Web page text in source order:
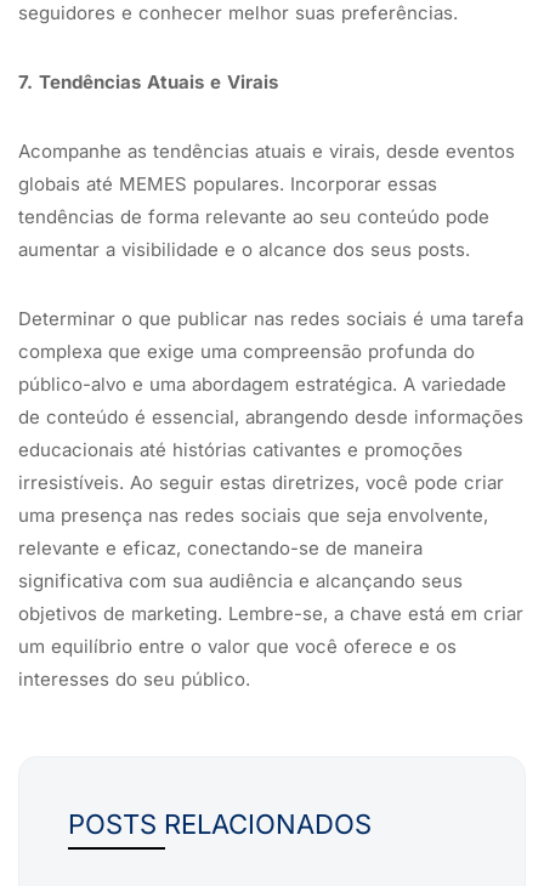
seguidores e conhecer melhor suas preferências.
7. Tendências Atuais e Virais
Acompanhe as tendências atuais e virais, desde eventos
globais até MEMES populares. Incorporar essas
tendências de forma relevante ao seu conteúdo pode
aumentar a visibilidade e o alcance dos seus posts.
Determinar o que publicar nas redes sociais é uma tarefa
complexa que exige uma compreensão profunda do
público-alvo e uma abordagem estratégica. A variedade
de conteúdo é essencial, abrangendo desde informações
educacionais até histórias cativantes e promoções
irresistíveis. Ao seguir estas diretrizes, você pode criar
uma presença nas redes sociais que seja envolvente,
relevante e eficaz, conectando-se de maneira
significativa com sua audiência e alcançando seus
objetivos de marketing. Lembre-se, a chave está em criar
um equilíbrio entre o valor que você oferece e os
interesses do seu público.
POSTS RELACIONADOS